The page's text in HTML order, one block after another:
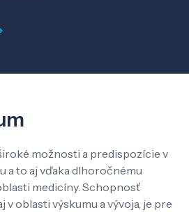
možnosti a predispozície v
a to aj vďaka dlhoročnému
medicíny. Schopnosť
oblasti výskumu a vývoja, je pre